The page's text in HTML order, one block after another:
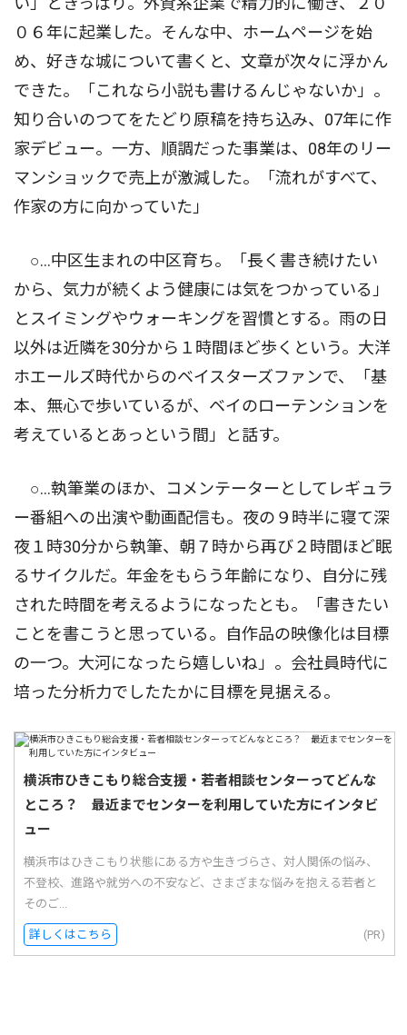
０６年に起業した。そんな中、ホームページを始
め、好きな城について書くと、文章が次々に浮かん
できた。「これなら小説も書けるんじゃないか」。
知り合いのつてをたどり原稿を持ち込み、07年に作
家デビュー。一方、順調だった事業は、08年のリー
マンショックで売上が激減した。「流れがすべて、
作家の方に向かっていた」
○…中区生まれの中区育ち。「長く書き続けたい
から、気力が続くよう健康には気をつかっている」
とスイミングやウォーキングを習慣とする。雨の日
以外は近隣を30分から１時間ほど歩くという。大洋
ホエールズ時代からのベイスターズファンで、「基
本、無心で歩いているが、ベイのローテンションを
考えているとあっという間」と話す。
○…執筆業のほか、コメンテーターとしてレギュラ
ー番組への出演や動画配信も。夜の９時半に寝て深
夜１時30分から執筆、朝７時から再び２時間ほど眠
るサイクルだ。年金をもらう年齢になり、自分に残
された時間を考えるようになったとも。「書きたい
ことを書こうと思っている。自作品の映像化は目標
の一つ。大河になったら嬉しいね」。会社員時代に
培った分析力でしたたかに目標を見据える。
横浜市ひきこもり総合支援・若者相談センターってどんな
ところ？ 最近までセンターを利用していた方にインタビ
ュー
横浜市はひきこもり状態にある方や生きづらさ、対人関係の悩み、
不登校、進路や就労への不安など、さまざまな悩みを抱える若者と
そのご...
詳しくはこちら (PR)